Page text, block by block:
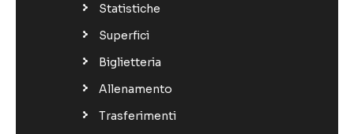
Statistiche
Superfici
Biglietteria
Allenamento
Trasferimenti